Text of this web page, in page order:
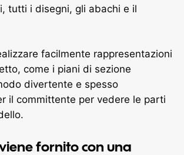
tutti i disegni, gli abachi e il
facilmente rappresentazioni
come i piani di sezione
divertente e spesso
il committente per vedere le parti
fornito con una